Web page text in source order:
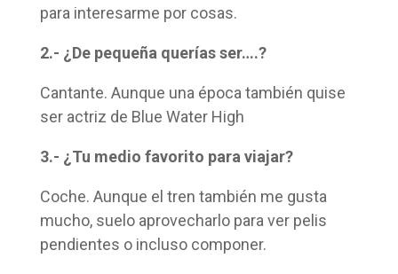
para interesarme por cosas.
2.- ¿De pequeña querías ser….?
Cantante. Aunque una época también quise
ser actriz de Blue Water High
3.- ¿Tu medio favorito para viajar?
Coche. Aunque el tren también me gusta
mucho, suelo aprovecharlo para ver pelis
pendientes o incluso componer.